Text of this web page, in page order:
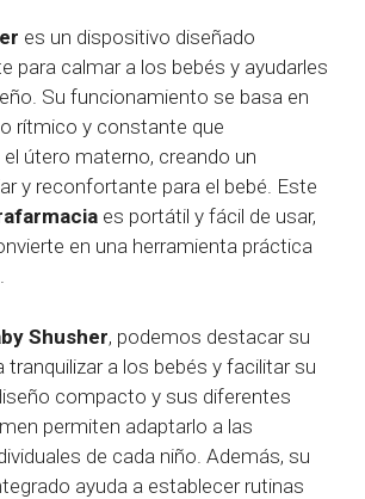
es un dispositivo diseñado
para calmar a los bebés y ayudarles
Su funcionamiento se basa en
rítmico y constante que
útero materno, creando un
y reconfortante para el bebé. Este
es portátil y fácil de usar,
en una herramienta práctica
Shusher, podemos destacar su
tranquilizar a los bebés y facilitar su
compacto y sus diferentes
permiten adaptarlo a las
de cada niño. Además, su
ayuda a establecer rutinas